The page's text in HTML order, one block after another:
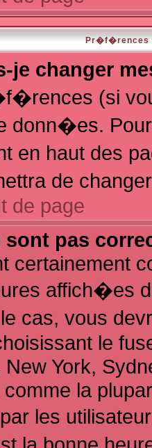
Pr�f�rences
je changer
(si
donn�es.
haut des
de
de page
sont pas
certainement
affich�es
cas, vous
le
York,
la
les